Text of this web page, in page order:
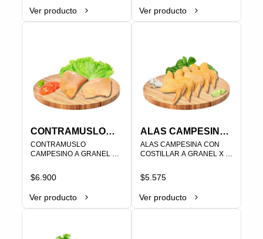
Ver producto Ver producto
CONTRAMUSLO
CAMPESINO A
GRANEL X LB
CONTRAMUSLO
CAMPESINO A GRANEL X
PLU   000287
$6.900
Ver producto
ALAS CAMPESINA
CON COSTILLAR A
GRANEL X LB
ALAS CAMPESINA CON
COSTILLAR A GRANEL X
PLU   000297
$5.575
Ver producto